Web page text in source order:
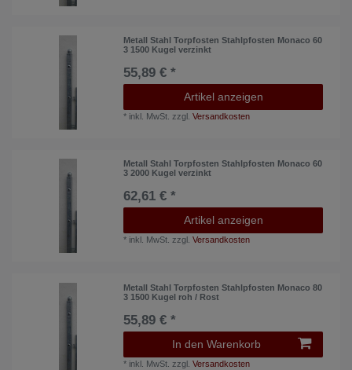
Metall Stahl Torpfosten Stahlpfosten Monaco 60
3 1500 Kugel verzinkt
55,89 € *
Artikel anzeigen
* inkl. MwSt. zzgl.Versandkosten
Metall Stahl Torpfosten Stahlpfosten Monaco 60
3 2000 Kugel verzinkt
62,61 € *
Artikel anzeigen
* inkl. MwSt. zzgl.Versandkosten
Metall Stahl Torpfosten Stahlpfosten Monaco 80
3 1500 Kugel roh / Rost
55,89 € *
In den Warenkorb
* inkl. MwSt. zzgl.Versandkosten